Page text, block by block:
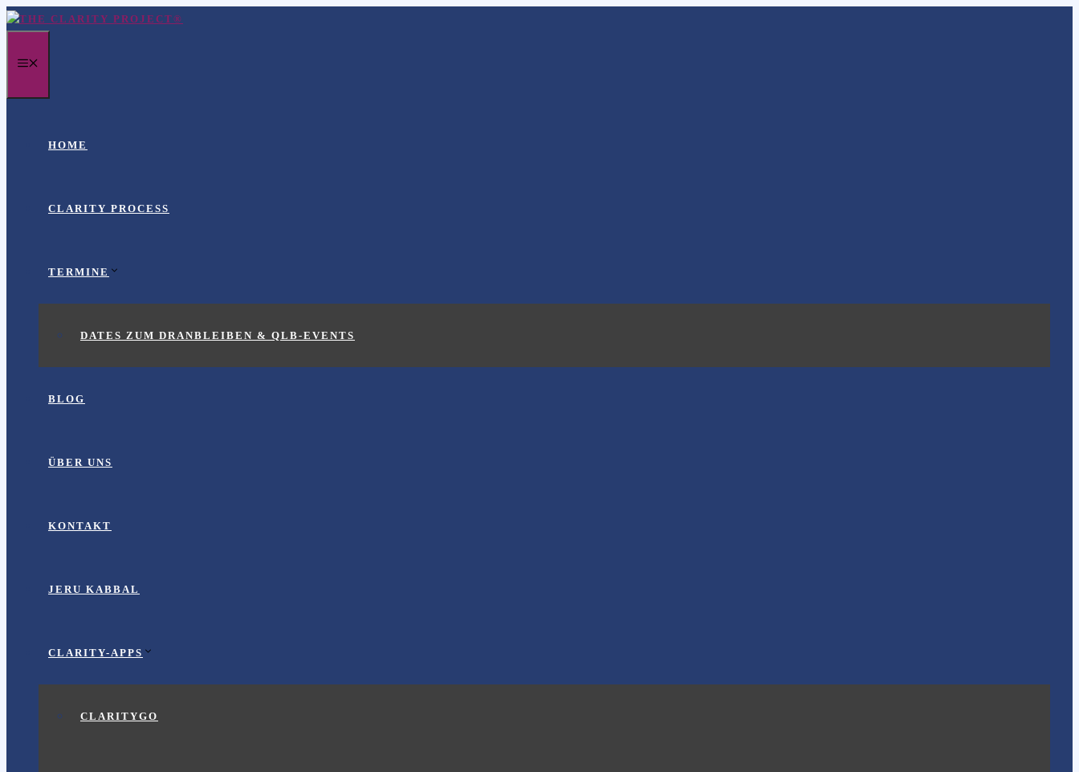
Zum
springen
HOME
CLARITY PROCESS
TERMINE
DATES ZUM DRANBLEIBEN & QLB-EVENTS
BLOG
ÜBER UNS
KONTAKT
JERU KABBAL
CLARITY-APPS
CLARITYGO